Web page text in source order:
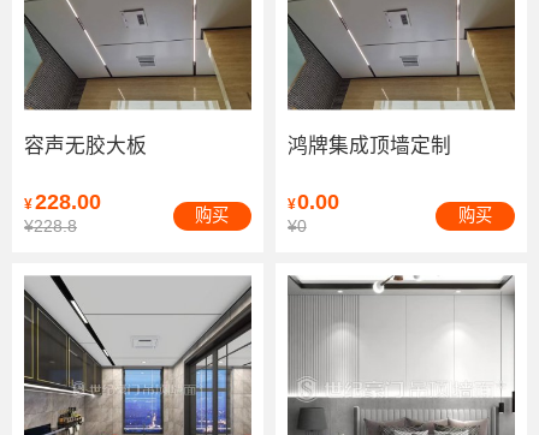
容声无胶大板
¥228.00
¥228.8
购买
鸿牌集成顶墙定制
¥0.00
¥0
购买